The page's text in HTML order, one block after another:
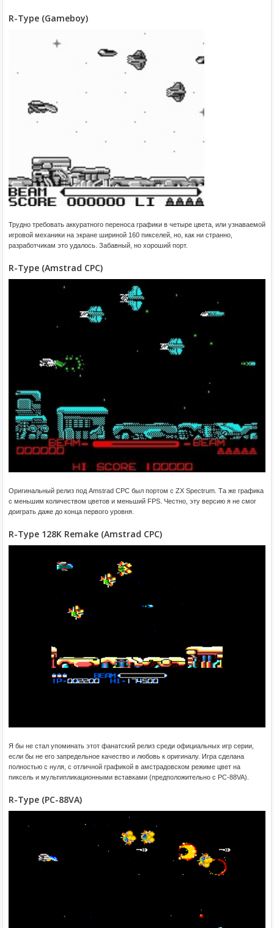
R-Type (Gameboy)
Трудно требовать аккуратного переноса графики в четыре цвета, или узнаваемой
игровой механики на экране шириной 160 пикселей, но, как ни странно,
разработчикам это удалось. Забавный, но хороший порт.
R-Type (Amstrad CPC)
Оригинальный релиз под Amstrad CPC был портом с ZX Spectrum. Та же графика
с меньшим количеством цветов и меньший FPS. Честно, эту версию я не смог
доиграть даже до конца первого уровня.
R-Type 128K Remake (Amstrad CPC)
Я бы не стал упоминать этот фанатский релиз среди официальных игр серии,
если бы не его запредельное качество и любовь к оригиналу. Игра сделана
полностью с нуля, с отличной графикой в амстрадовском режиме цвет на
пиксель и мультипликационными вставками (предположительно с PC-88VA).
R-Type (PC-88VA)